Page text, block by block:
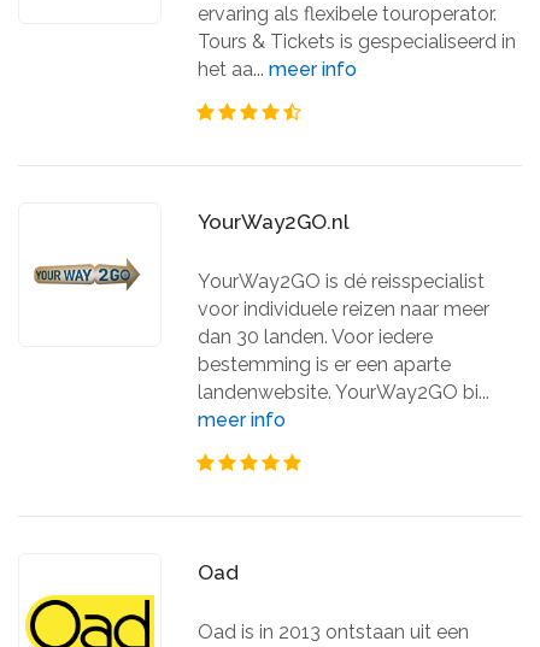
ervaring als flexibele touroperator.
Tours & Tickets is gespecialiseerd in
het aa...meer info
YourWay2GO.nl
YourWay2GO is dé reisspecialist
voor individuele reizen naar meer
dan 30 landen. Voor iedere
bestemming is er een aparte
landenwebsite. YourWay2GO bi...
meer info
Oad
Oad is in 2013 ontstaan uit een